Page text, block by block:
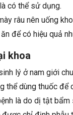
có thể sử dụng.
râu nên uống
để có hiệu quả
khoa
lý ở nam giới
thể dùng thuốc để
là do dị tật